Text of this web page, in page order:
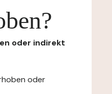
oder indirekt
oder